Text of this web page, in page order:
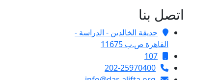
اتصل بنا
حديقة الخالدين - الدراسة -
القاهرة ص.ب 11675
107
202-25970400